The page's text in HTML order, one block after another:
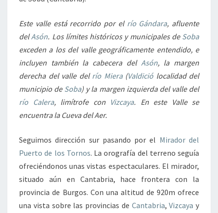
Este valle está recorrido por el río Gándara, afluente
delAsón. Los límites históricos y municipales de Soba
exceden a los del valle geográficamente entendido, e
incluyen también la cabecera del Asón, la margen
derecha del valle del río Miera(Valdiciólocalidad del
municipio de Soba) y la margen izquierda del valle del
río Calera, limítrofe con Vizcaya. En este Valle se
encuentra la Cueva del Aer.
Seguimos dirección sur pasando por el Mirador del
Puerto de los Tornos. La orografía del terreno seguía
ofreciéndonos unas vistas espectaculares. El mirador,
situado aún en Cantabria, hace frontera con la
provincia de Burgos. Con una altitud de 920m ofrece
una vista sobre las provincias de Cantabria,Vizcaya y